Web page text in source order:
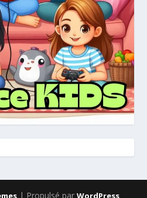
| Propulsé par WordPress